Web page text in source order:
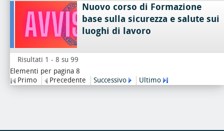
Nuovo corso di Formazione
base sulla sicurezza e salute sui
luoghi di lavoro
Risultati 1 - 8 su 99
Elementi per pagina 8
Primo
Precedente Successivo Ultimo